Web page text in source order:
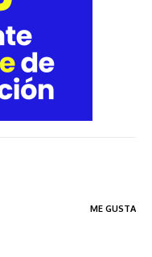
ME GUSTA